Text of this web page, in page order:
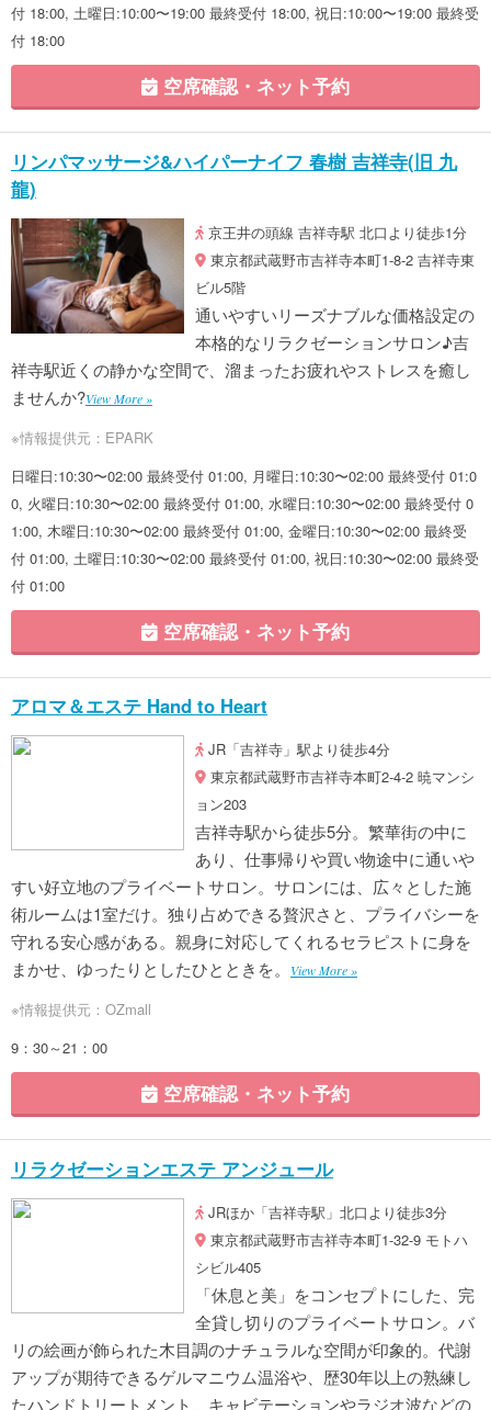
付 18:00, 土曜日:10:00〜19:00 最終受付 18:00, 祝日:10:00〜19:00 最終受
付 18:00
空席確認・ネット予約
リンパマッサージ&ハイパーナイフ 春樹 吉祥寺(旧 九
龍)
京王井の頭線 吉祥寺駅 北口より徒歩1分
東京都武蔵野市吉祥寺本町1-8-2 吉祥寺東
ビル5階
通いやすいリーズナブルな価格設定の
本格的なリラクゼーションサロン♪吉
祥寺駅近くの静かな空間で、溜まったお疲れやストレスを癒し
ませんか?View More »
※情報提供元：EPARK
日曜日:10:30〜02:00 最終受付 01:00, 月曜日:10:30〜02:00 最終受付 01:0
0, 火曜日:10:30〜02:00 最終受付 01:00, 水曜日:10:30〜02:00 最終受付 0
1:00, 木曜日:10:30〜02:00 最終受付 01:00, 金曜日:10:30〜02:00 最終受
付 01:00, 土曜日:10:30〜02:00 最終受付 01:00, 祝日:10:30〜02:00 最終受
付 01:00
空席確認・ネット予約
アロマ＆エステ Hand to Heart
JR「吉祥寺」駅より徒歩4分
東京都武蔵野市吉祥寺本町2-4-2 暁マンシ
ョン203
吉祥寺駅から徒歩5分。繁華街の中に
あり、仕事帰りや買い物途中に通いや
すい好立地のプライベートサロン。サロンには、広々とした施
術ルームは1室だけ。独り占めできる贅沢さと、プライバシーを
守れる安心感がある。親身に対応してくれるセラピストに身を
まかせ、ゆったりとしたひとときを。
View More »
※情報提供元：OZmall
9：30～21：00
空席確認・ネット予約
リラクゼーションエステ アンジュール
JRほか「吉祥寺駅」北口より徒歩3分
東京都武蔵野市吉祥寺本町1-32-9 モトハ
シビル405
「休息と美」をコンセプトにした、完
全貸し切りのプライベートサロン。バ
リの絵画が飾られた木目調のナチュラルな空間が印象的。代謝
アップが期待できるゲルマニウム温浴や、歴30年以上の熟練し
たハンドトリートメント、キャビテーションやラジオ波などの